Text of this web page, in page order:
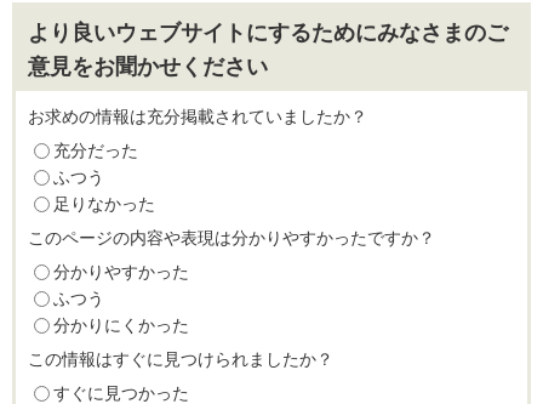
より良いウェブサイトにするためにみなさまのご
意見をお聞かせください
お求めの情報は充分掲載されていましたか？
充分だった
ふつう
足りなかった
このページの内容や表現は分かりやすかったですか？
分かりやすかった
ふつう
分かりにくかった
この情報はすぐに見つけられましたか？
すぐに見つかった